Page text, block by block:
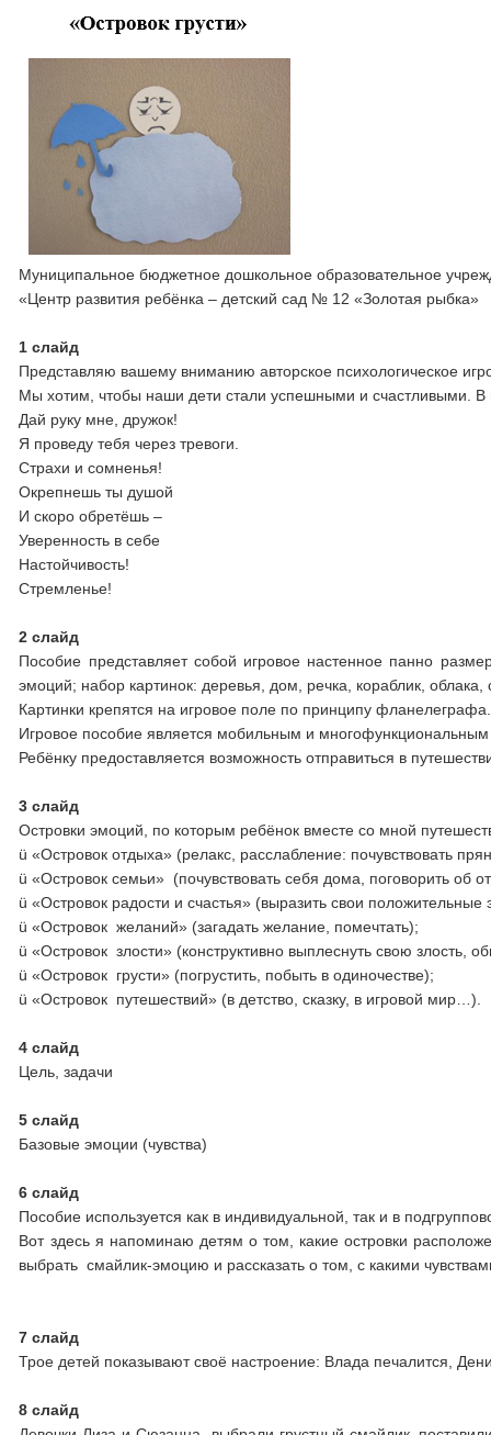
Муниципальное бюджетное дошкольное образовательное
«Центр развития ребёнка – детский сад № 12 «Золотая рыбка»
1 слайд
Представляю вашему вниманию авторское психологическое
Мы хотим, чтобы наши дети стали успешными и счастливыми.
Дай руку мне, дружок!
Я проведу тебя через тревоги.
Страхи и сомненья!
Окрепнешь ты душой
И скоро обретёшь –
Уверенность в себе
Настойчивость!
Стремленье!
2 слайд
Пособие представляет собой игровое настенное панно
эмоций; набор картинок: деревья, дом, речка, кораблик,
Картинки крепятся на игровое поле по принципу фланелеграфа.
Игровое пособие является мобильным и
Ребёнку предоставляется возможность отправиться в
3 слайд
Островки эмоций, по которым ребёнок вместе со мной
ü «Островок отдыха» (релакс, расслабление: почувствовать
ü «Островок семьи» (почувствовать себя дома, поговорить
ü «Островок радости и счастья» (выразить свои
ü «Островок желаний» (загадать желание, помечтать);
ü «Островок злости» (конструктивно выплеснуть свою злость,
ü «Островок грусти» (погрустить, побыть в одиночестве);
ü «Островок путешествий» (в детство, сказку, в игровой мир…).
4 слайд
Цель, задачи
5 слайд
Базовые эмоции (чувства)
6 слайд
Пособие используется как в индивидуальной, так и в
Вот здесь я напоминаю детям о том, какие островки
выбрать смайлик-эмоцию и рассказать о том, с какими
7 слайд
Трое детей показывают своё настроение: Влада печалится,
8 слайд